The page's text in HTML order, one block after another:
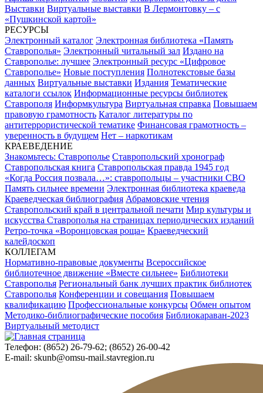
Выставки Виртуальные выставки В Лермонтовку – с
«Пушкинской картой»
РЕСУРСЫ
Электронный каталог Электронная библиотека «Память
Ставрополья» Электронный читальный зал Издано на
Ставрополье: лучшее Электронный ресурс «Цифровое
Ставрополье» Новые поступления Полнотекстовые базы
данных Виртуальные выставки Издания Тематические
каталоги ссылок Информационные ресурсы библиотек
Ставрополя Информкультура Виртуальная справка Повышаем
правовую грамотность Каталог литературы по
антитеррористической тематике Финансовая грамотность –
уверенность в будущем Нет – наркотикам
КРАЕВЕДЕНИЕ
Знакомьтесь: Ставрополье Ставропольский хронограф
Ставропольская книга Ставропольская правда 1945 год
«Когда Россия позвала…»: ставропольцы – участники СВО
Память сильнее времени Электронная библиотека краеведа
Краеведческая библиография Абрамовские чтения
Ставропольский край в центральной печати Мир культуры и
искусства Ставрополья на страницах периодических изданий
Ретро-точка «Воронцовская роща» Краеведческий
калейдоскоп
КОЛЛЕГАМ
Нормативно-правовые документы Всероссийское
библиотечное движение «Вместе сильнее» Библиотеки
Ставрополья Региональный банк лучших практик библиотек
Ставрополья Конференции и совещания Повышаем
квалификацию Профессиональные конкурсы Обмен опытом
Методико-библиографические пособия Библиокараван-2023
Виртуальный методист
Телефон: (8652) 26-79-62; (8652) 26-00-42
E-mail: skunb@omsu-mail.stavregion.ru